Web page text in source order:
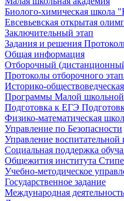
Биолого-химическая школа
Евсевьевская открытая
Заключительный этап
Задания и решения
Общая информация
Отборочный
Протоколы отборочного
Историко-
Программы Малой школьной
Подготовка к ЕГЭ
Физико-математическая
Управление по Безопасности
Управление воспитательной
Социальная поддержка
Общежития института
Учебно-методическое
Государственное задание
Международная деятельность